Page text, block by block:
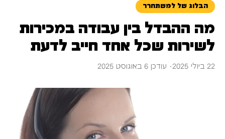
הבלוג של למשתחרר
מה ההבדל בין עבודה במכירות
לשירות שכל אחד חייב לדעת
22 ביולי 2025 · עודכן 6 באוגוסט 2025